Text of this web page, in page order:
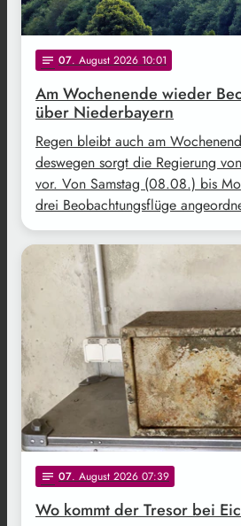
notes 07. August 2026 10:01
Am Wochenende wieder
über Niederbayern
Regen bleibt auch am
deswegen sorgt die Regierung
vor. Von Samstag (08.08.) bis
drei Beobachtungsflüge
notes 07. August 2026 07:39
Wo kommt der Tresor bei